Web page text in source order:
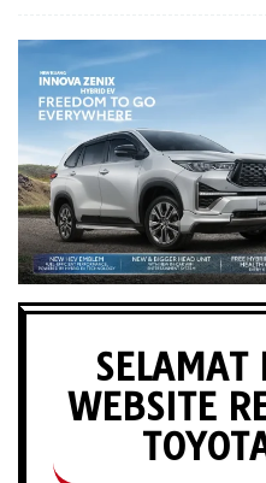
SELAMAT
WEBSITE